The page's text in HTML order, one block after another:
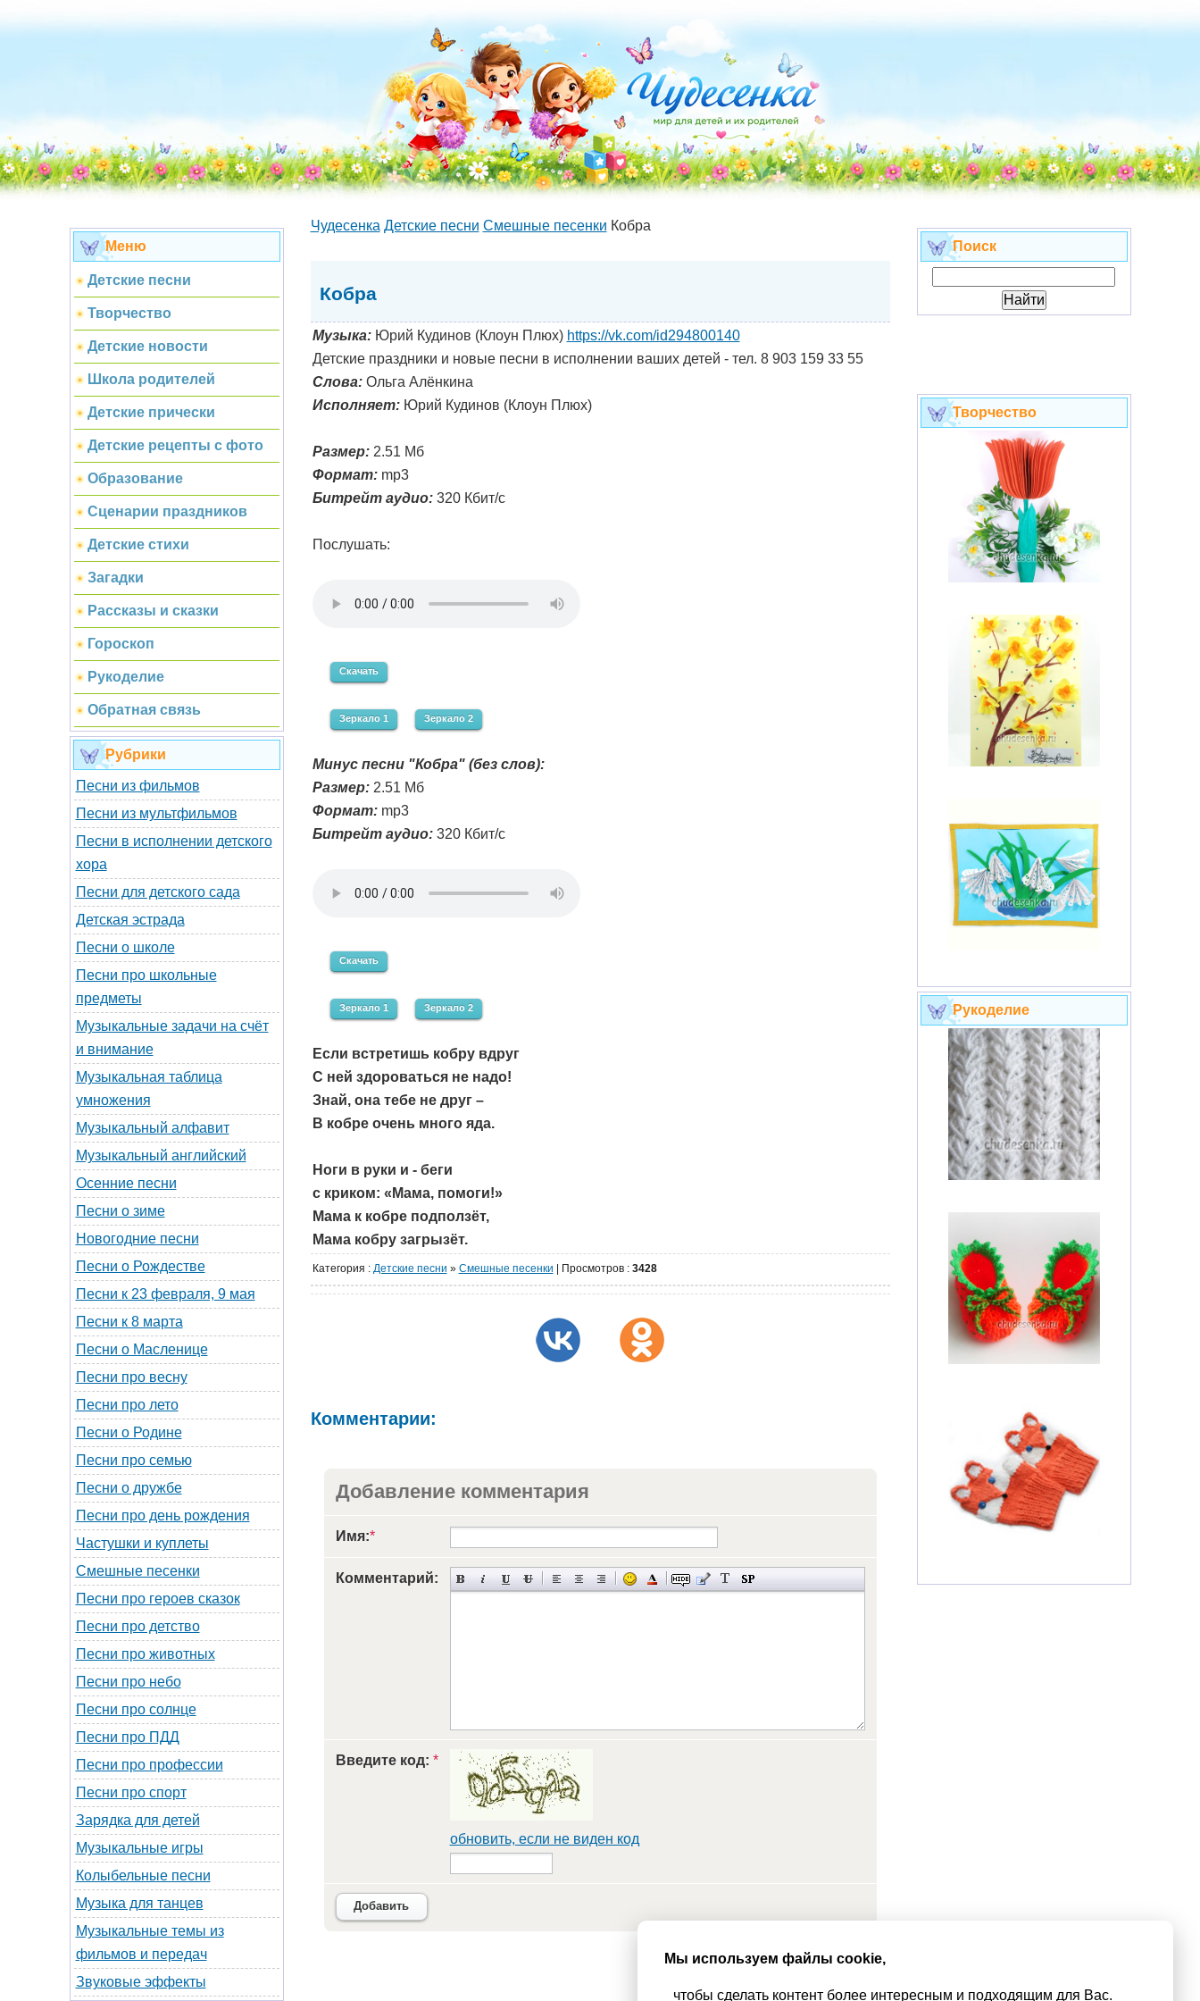
Меню
Детские песни
Творчество
Детские новости
Школа родителей
Детские прически
Детские рецепты с фото
Образование
Сценарии праздников
Детские стихи
Загадки
Рассказы и сказки
Гороскоп
Рукоделие
Обратная связь
Рубрики
Песни из фильмов
Песни из мультфильмов
Песни в исполнении детского
хора
Песни для детского сада
Детская эстрада
Песни о школе
Песни про школьные
предметы
Музыкальные задачи на счёт
и внимание
Музыкальная таблица
умножения
Музыкальный алфавит
Музыкальный английский
Осенние песни
Песни о зиме
Новогодние песни
Песни о Рождестве
Песни к 23 февраля, 9 мая
Песни к 8 марта
Песни о Масленице
Песни про весну
Песни про лето
Песни о Родине
Песни про семью
Песни о дружбе
Песни про день рождения
Частушки и куплеты
Смешные песенки
Песни про героев сказок
Песни про детство
Песни про животных
Песни про небо
Песни про солнце
Песни про ПДД
Песни про профессии
Песни про спорт
Зарядка для детей
Музыкальные игры
Колыбельные песни
Музыка для танцев
Музыкальные темы из
фильмов и передач
Звуковые эффекты
Чудесенка Детские песни Cмешные песенки Кобра
Кобра
Музыка:Юрий Кудинов (Клоун Плюх) https://vk.com/id294800140
Детские праздники и новые песни в исполнении ваших детей - тел. 8 903 159 33 55
Слова:Ольга Алёнкина
Исполняет:Юрий Кудинов (Клоун Плюх)
Размер:2.51 Мб
Формат:mp3
Битрейт аудио:320 Кбит/с
Послушать:
Скачать
Зеркало 1 Зеркало 2
Минус песни "Кобра" (без слов):
Размер:2.51 Мб
Формат:mp3
Битрейт аудио:320 Кбит/с
Скачать
Зеркало 1 Зеркало 2
Если встретишь кобру вдруг
С ней здороваться не надо!
Знай, она тебе не друг –
В кобре очень много яда.
Ноги в руки и - беги
с криком: «Мама, помоги!»
Мама к кобре подползёт,
Мама кобру загрызёт.
Категория : Детские песни » Cмешные песенки | Просмотров : 3428
Комментарии:
Добавление комментария
Имя:*
Комментарий:
Введите код: *
обновить, если не виден код
Добавить
Поиск
Творчество
Рукоделие
Мы используем файлы cookie,
чтобы сделать контент более интересным и подходящим для Вас.